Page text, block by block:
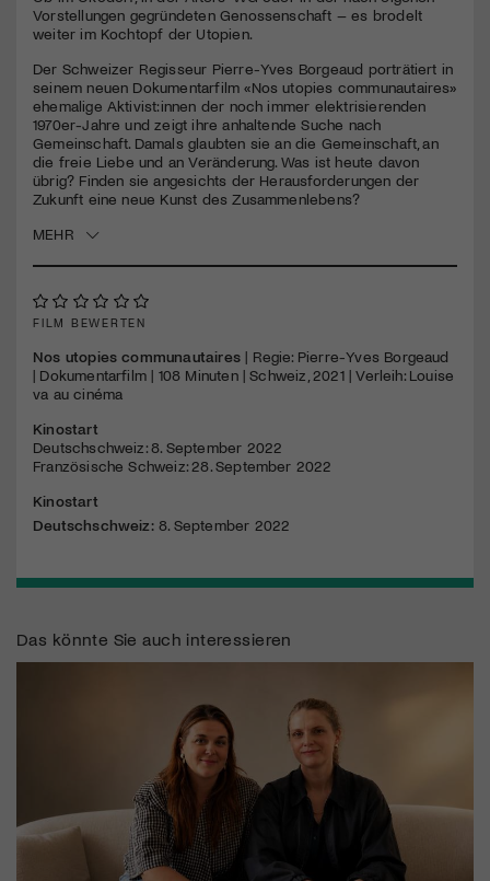
seconds
Vorstellungen gegründeten Genossenschaft – es brodelt
weiter im Kochtopf der Utopien.
Der Schweizer Regisseur Pierre-Yves Borgeaud porträtiert in
seinem neuen Dokumentarfilm «Nos utopies communautaires»
ehemalige Aktivist:innen der noch immer elektrisierenden
1970er-Jahre und zeigt ihre anhaltende Suche nach
Gemeinschaft. Damals glaubten sie an die Gemeinschaft, an
die freie Liebe und an Veränderung. Was ist heute davon
übrig? Finden sie angesichts der Herausforderungen der
Zukunft eine neue Kunst des Zusammenlebens?
MEHR
FILM BEWERTEN
Nos utopies communautaires| Regie: Pierre-Yves Borgeaud
| Dokumentarfilm | 108 Minuten | Schweiz, 2021 | Verleih: Louise
va au cinéma
Kinostart
Deutschschweiz: 8. September 2022
Französische Schweiz: 28. September 2022
Kinostart
Deutschschweiz:8. September 2022
Das könnte Sie auch interessieren
Jetzt Mitglied werden